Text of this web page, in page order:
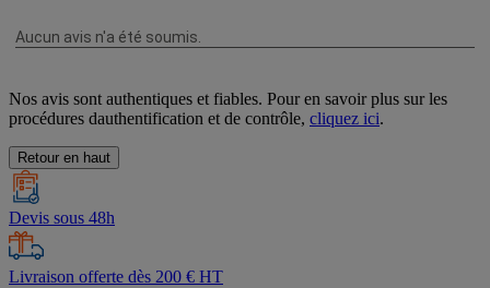
Nos avis sont authentiques et fiables. Pour en savoir plus sur les
procédures dauthentification et de contrôle, cliquez ici.
Retour en haut
Devis sous 48h
Livraison offerte dès 200 € HT